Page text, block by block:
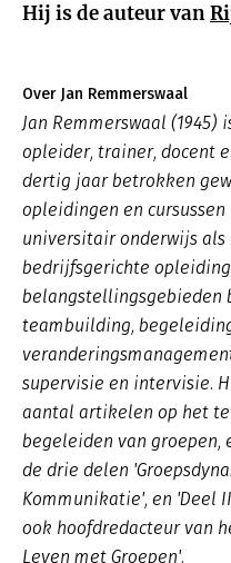
Hij is de auteur van
Over Jan Remmerswaal
Jan Remmerswaal (1945)
opleider, trainer, docent
dertig jaar betrokken
opleidingen en
universitair onderwijs als
bedrijfsgerichte
belangstellingsgebieden
teambuilding,
supervisie en intervisie.
aantal artikelen op het
begeleiden van groepen,
de drie delen
Kommunikatie', en 'Deel
ook hoofdredacteur van
Leven met Groepen'.